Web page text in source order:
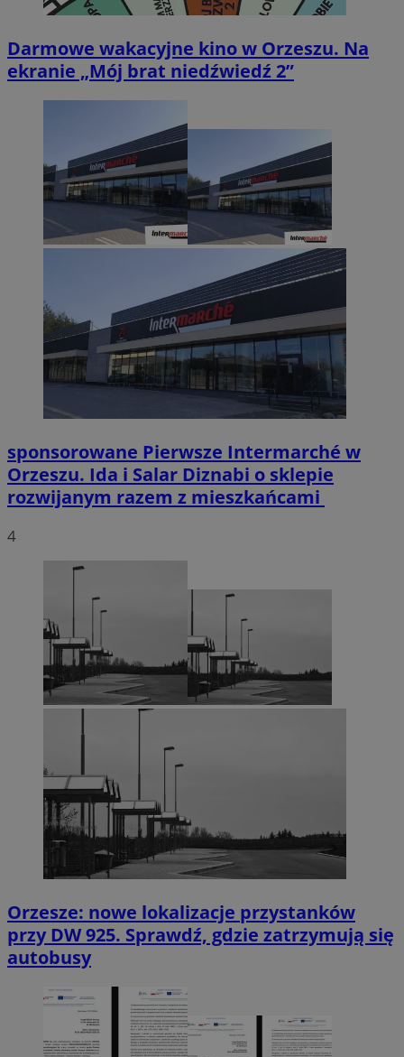
Darmowe wakacyjne kino w Orzeszu. Na
ekranie „Mój brat niedźwiedź 2”
sponsorowane Pierwsze Intermarché w
Orzeszu. Ida i Salar Diznabi o sklepie
rozwijanym razem z mieszkańcami
4
Orzesze: nowe lokalizacje przystanków
przy DW 925. Sprawdź, gdzie zatrzymują się
autobusy